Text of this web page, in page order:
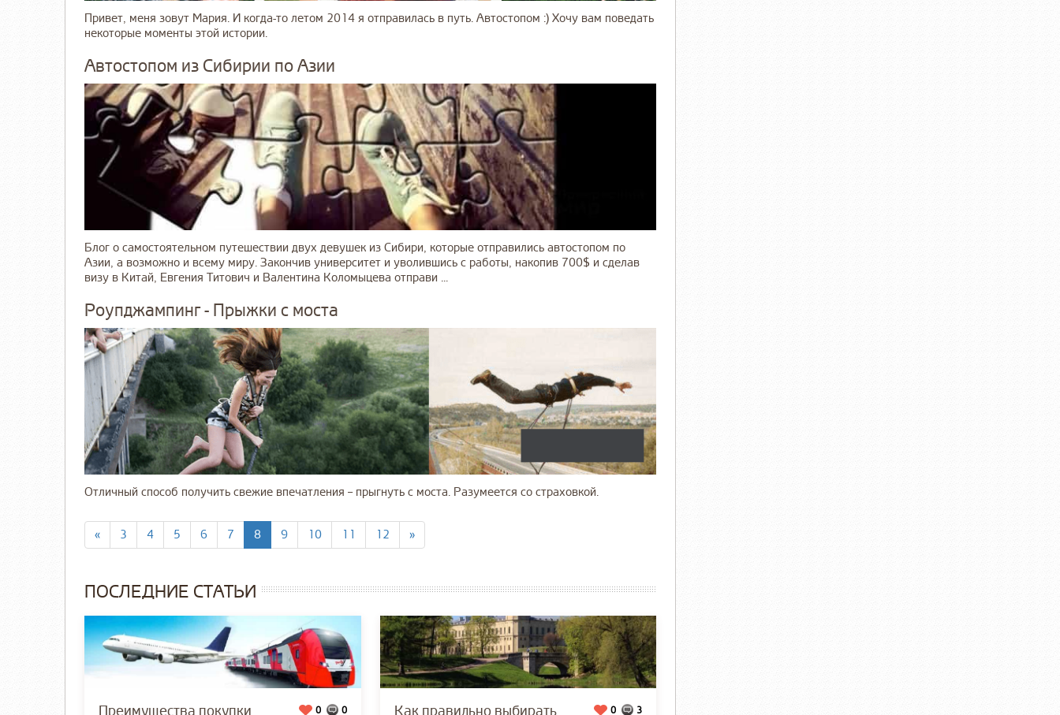
Привет, меня зовут Мария. И когда-то летом 2014 я отправилась в путь. Автостопом :) Хочу вам поведать
некоторые моменты этой истории.
Автостопом из Сибирии по Азии
Блог о самостоятельном путешествии двух девушек из Сибири, которые отправились автостопом по
Азии, а возможно и всему миру. Закончив университет и уволившись с работы, накопив 700$ и сделав
визу в Китай, Евгения Титович и Валентина Коломыцева отправи ...
Роупджампинг - Прыжки с моста
Отличный способ получить свежие впечатления – прыгнуть с моста. Разумеется со страховкой.
« 3 4 5 6 7 8 9 10 11 12 »
ПОСЛЕДНИЕ СТАТЬИ
0
0
Преимущества покупки 3
0
Как правильно выбирать